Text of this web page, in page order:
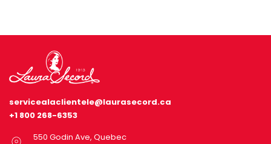
servicealaclientele@laurasecord.ca
+1 800 268-6353
550 Godin Ave, Quebec